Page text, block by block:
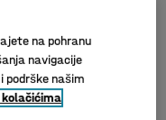
na pohranu
navigacije
našim